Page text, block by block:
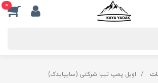
0
اویل پمپ تیبا شرکتی (سایپایدک)